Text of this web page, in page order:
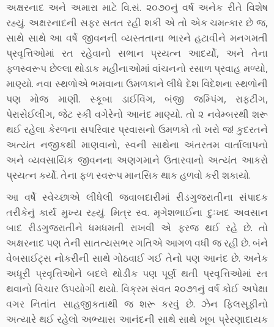
અક્ષરનાદ અને અમારા માટે વિ.સં. ૨૦૭૦નું વર્ષ અનેક રીતે વિશેષ
રહ્યું. અક્ષરનાદની સફર સતત રહી શકી એ તો એક ચમત્કાર છે જ,
સાથે સાથે આ વર્ષે જીવનની વ્યસ્તતાના ભારને હટાવીને મનગમતી
પ્રવૃત્તિઓમાં રત રહેવાનો સભાન પ્રયત્ન આદર્યો, અને તેના
ફળસ્વરૂપ છેલ્લા થોડાક મહીનાઓમાં વાંચનનો રસાળ પ્રવાહ મળ્યો,
માણ્યો. નવા સ્થળોએ ભમવાના ઉમળકાને લીધે દેશ વિદેશના સ્થળોની
પણ મોજ માણી. સ્કૂબા ડાઈવિંગ, બંજી જમ્પિંગ, રાફ્ટીંગ,
પેરાસેઈલીંગ, જેટ સ્કી વગેરેનો આનંદ માણ્યો. તો ૨ નવેમ્બરથી શરૂ
થઈ રહેલા કેરળના સપરિવાર પ્રવાસનો ઉમળકો તો ખરો જ! કુદરતને
અત્યંત નજીકથી માણવાનો, સ્વની સાથેના અંતરતમ વાર્તાલાપનો
અને વ્યવસાયિક જીવનના અણગમાને ઉતારવાનો અત્યંત આકરો
પ્રયત્ન કર્યો. તેના ફળ સ્વરૂપ માનસિક થાક હળવો કરી શકાયો.
આ વર્ષે સ્વેચ્છાએ લીધેલી જવાબદારીમાં રીડગુજરાતીના સંપાદક
તરીકેનું કાર્ય મુખ્ય રહ્યું. મિત્ર સ્વ. મૃગેશભાઈના દુઃખદ અવસાન
બાદ રીડગુજરાતીને ધમધમતી રાખવી એ ફરજ થઈ રહે છે. તો
અક્ષરનાદ પણ તેની સાતત્યસભર ગતિએ આગળ વધી જ રહી છે. બંને
વેબસાઈટ્સ નોકરીની સાથે ગોઠવાઈ ગઈ તેનો પણ આનંદ છે. અનેક
અધૂરી પ્રવૃત્તિઓને બદલે થોડીક પણ પૂર્ણ થતી પ્રવૃત્તિઓમાં રત
થવાનો વિચાર ઉપયોગી થયો. વિક્રમ સંવત ૨૦૭૧નું વર્ષ કોઈ અપેક્ષા
વગર નિતાંત સાહજીકતાથી જ શરૂ કરવું છે. ઝેન ફિલસૂફીનો
અત્યારે થઈ રહેલો અભ્યાસ આનંદની સાથે સાથે ખૂબ પ્રેરણાદાયક